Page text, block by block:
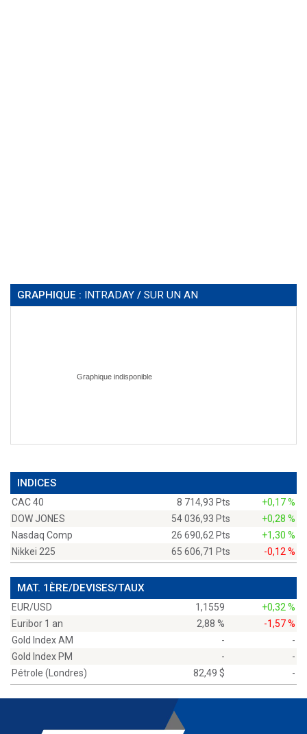
GRAPHIQUE : INTRADAY / SUR UN AN
INDICES
CAC 40 8 714,93 Pts
+0,17 %
DOW JONES
54 036,93 Pts
+0,28 %
Nasdaq Comp
26 690,62 Pts
+1,30 %
Nikkei 225
65 606,71 Pts -0,12 %
MAT. 1ÈRE/DEVISES/TAUX
EUR/USD 1,1559
+0,32 %
Euribor 1 an
2,88 %
-1,57 %
Gold Index AM
-
-
Gold Index PM
-
-
Pétrole (Londres)
82,49 $ -